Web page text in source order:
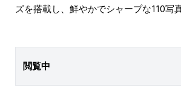
ズを搭載し、鮮やかでシャープな110写
閲覧中